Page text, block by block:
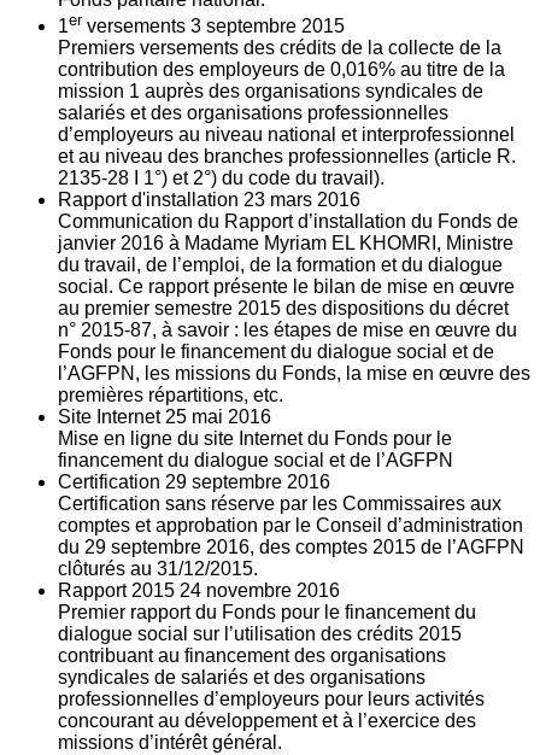
1er versements 3 septembre 2015
Premiers versements des crédits de la collecte de la
contribution des employeurs de 0,016% au titre de la
mission 1 auprès des organisations syndicales de
salariés et des organisations professionnelles
d’employeurs au niveau national et interprofessionnel
et au niveau des branches professionnelles (article R.
2135‐28 I 1°) et 2°) du code du travail).
Rapport d'installation 23 mars 2016
Communication du Rapport d’installation du Fonds de
janvier 2016 à Madame Myriam EL KHOMRI, Ministre
du travail, de l’emploi, de la formation et du dialogue
social. Ce rapport présente le bilan de mise en œuvre
au premier semestre 2015 des dispositions du décret
n° 2015-87, à savoir : les étapes de mise en œuvre du
Fonds pour le financement du dialogue social et de
l’AGFPN, les missions du Fonds, la mise en œuvre des
premières répartitions, etc.
Site Internet 25 mai 2016
Mise en ligne du site Internet du Fonds pour le
financement du dialogue social et de l’AGFPN
Certification 29 septembre 2016
Certification sans réserve par les Commissaires aux
comptes et approbation par le Conseil d’administration
du 29 septembre 2016, des comptes 2015 de l’AGFPN
clôturés au 31/12/2015.
Rapport 2015 24 novembre 2016
Premier rapport du Fonds pour le financement du
dialogue social sur l’utilisation des crédits 2015
contribuant au financement des organisations
syndicales de salariés et des organisations
professionnelles d’employeurs pour leurs activités
concourant au développement et à l’exercice des
missions d’intérêt général.